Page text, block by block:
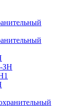
ЗН